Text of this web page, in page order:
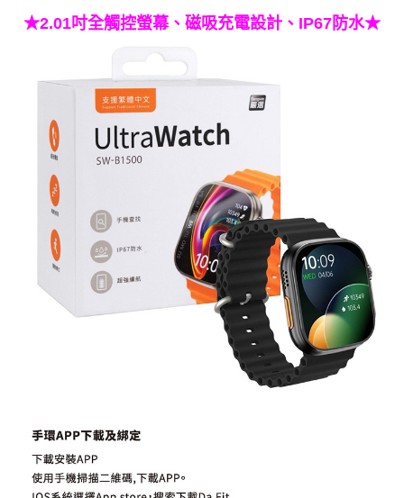
★2.01吋全觸控螢幕、磁吸充電設計、IP67防水★